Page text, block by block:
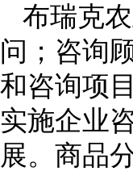
布瑞克
问；咨询
和咨询项
实施企业
展。商品